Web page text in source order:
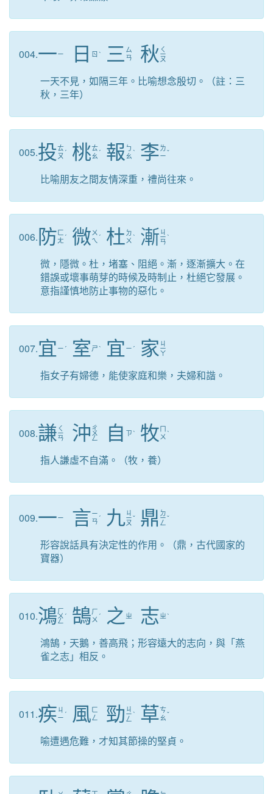
004.一ㄧ 日 ㄖ ˋ 三 ㄙ
ㄢ
秋 ㄑ
ㄧ
ㄡ
一天不見，如隔三年。比喻想念殷切。（註：三
秋，三年）
005.投ㄊ
ㄡ ˊ 桃ㄊ
ㄠ ˊ 報 ㄅ
ㄠˋ 李ㄌ
ㄧˇ
比喻朋友之間友情深重，禮尚往來。
006. 防 ㄈ
ㄤ ˊ 微 ㄨ
ㄟ ˊ 杜 ㄉ
ㄨ ˋ 漸 ㄐ
ㄧ
ㄢ
ˋ
微，隱微。杜，堵塞、阻絕。漸，逐漸擴大。在
錯誤或壞事萌芽的時候及時制止，杜絕它發展。
意指謹慎地防止事物的惡化。
007.宜 ㄧ ˊ 室 ㄕˋ 宜 ㄧ ˊ 家 ㄐ
ㄧ
ㄚ
指女子有婦德，能使家庭和樂，夫婦和諧。
008.謙 ㄑ
ㄧ
ㄢ 沖 ㄔ
ㄨ
ㄥ 自 ㄗˋ 牧 ㄇ
ㄨ ˋ
指人謙虛不自滿。（牧，養）
009.一ㄧ 言ㄧ
ㄢ ˊ 九ㄐ
ㄧ
ㄡ
ˇ 鼎 ㄉ
ㄧ
ㄥ
ˇ
形容說話具有決定性的作用。（鼎，古代國家的
寶器）
010.鴻ㄏ
ㄨ
ㄥ
ˊ 鵠ㄏ
ㄨ ˊ 之 ㄓ 志ㄓˋ
鴻鵠，天鵝，善高飛；形容遠大的志向，與「燕
雀之志」相反。
011.疾 ㄐ
ㄧ ˊ 風 ㄈ
ㄥ
勁 ㄐ
ㄧ
ㄥ
ˋ 草ㄘ
ㄠˇ
喻遭遇危難，才知其節操的堅貞。